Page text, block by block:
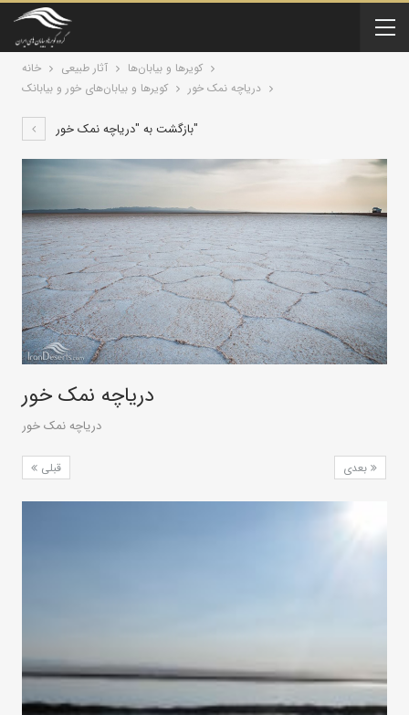
خانه آثار طبیعی
کویرها و بیابان‌ها
کویرها و بیابان‌های خور و بیابانک
دریاچه نمک خور
بازگشت به "دریاچه نمک خور"
دریاچه نمک خور
دریاچه نمک خور
قبلی